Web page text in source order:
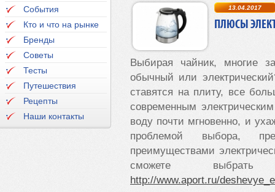
События
Кто и что на рынке
Бренды
Советы
Тесты
Путешествия
Рецепты
Наши контакты
13.04.2017
ПЛЮСЫ
Выбирая чайник, многие
обычный или
ставятся на плиту, все
современным
воду почти мгновенно, и
проблемой выбора,
преимуществами
сможете
http://www.aport.ru/